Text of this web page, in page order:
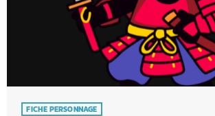
FICHE PERSONNAGE